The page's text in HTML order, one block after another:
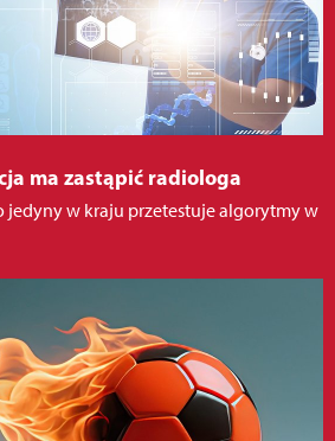
ma zastąpić radiologa
jedyny w kraju przetestuje algorytmy w